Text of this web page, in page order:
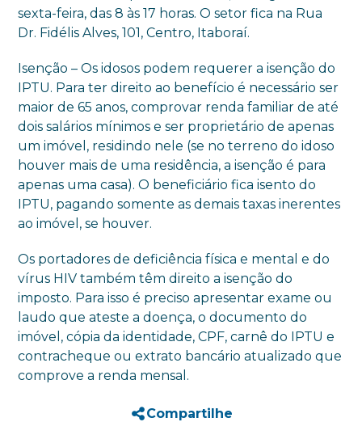
sexta-feira, das 8 às 17 horas. O setor fica na Rua
Dr. Fidélis Alves, 101, Centro, Itaboraí.
Isenção – Os idosos podem requerer a isenção do
IPTU. Para ter direito ao benefício é necessário ser
maior de 65 anos, comprovar renda familiar de até
dois salários mínimos e ser proprietário de apenas
um imóvel, residindo nele (se no terreno do idoso
houver mais de uma residência, a isenção é para
apenas uma casa). O beneficiário fica isento do
IPTU, pagando somente as demais taxas inerentes
ao imóvel, se houver.
Os portadores de deficiência física e mental e do
vírus HIV também têm direito a isenção do
imposto. Para isso é preciso apresentar exame ou
laudo que ateste a doença, o documento do
imóvel, cópia da identidade, CPF, carnê do IPTU e
contracheque ou extrato bancário atualizado que
comprove a renda mensal.
Compartilhe